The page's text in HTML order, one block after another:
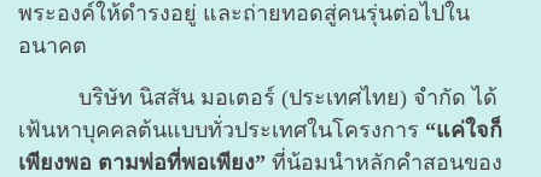
พระองค์ให้ดำรงอยู่ และถ่ายทอดสู่คนรุ่นต่อไปใน
อนาคต
บริษัท นิสสัน มอเตอร์ (ประเทศไทย) จำกัด ได้
เฟ้นหาบุคคลต้นแบบทั่วประเทศในโครงการ “แค่ใจก็
เพียงพอ ตามพ่อที่พอเพียง” ที่น้อมนำหลักคำสอนของ